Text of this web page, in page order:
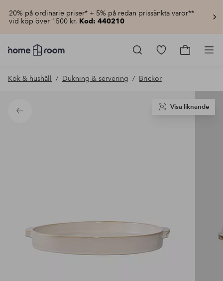
20% på ordinarie priser* + 5% på redan prissänkta varor**
vid köp över 1500 kr. Kod: 440210
Homeroom
–
hemmet
pris
Gå
produkter
Gå
Kök & hushåll Dukning & servering Brickor
Tillbaka
Visa liknande